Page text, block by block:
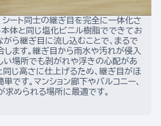
シート同士の継ぎ目を完全に一体化さ
本体と同じ塩化ビニル樹脂でできてお
がら継ぎ目に流し込むことで、まるで
します。継ぎ目から雨水や汚れが侵入
い場所でも剥がれや浮きの心配があ
同じ高さに仕上げるため、継ぎ目がほ
です。マンション廊下やバルコニー、
求められる場所に最適です。